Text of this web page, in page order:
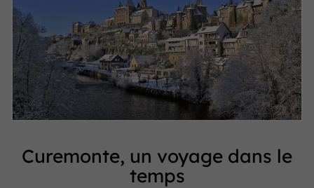
Curemonte, un voyage dans le
temps